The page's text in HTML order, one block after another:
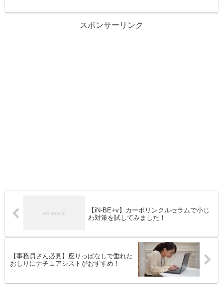
スポンサーリンク
【iN-BE+v】カーボリンクルセラムで小じ
わ対策を試してみました！
【事務員さん必見】座りっぱなしで垂れた
おしりにナチュアシストがおすすめ！